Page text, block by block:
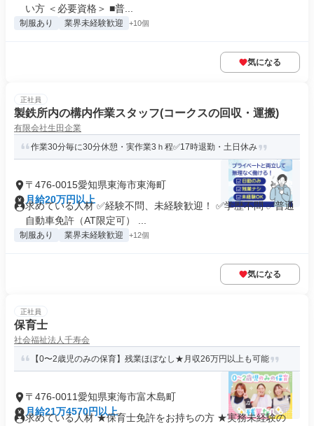
い方 ＜必要資格＞ ■普...
制服あり 業界未経験歓迎 +10個
気になる
正社員
製鉄所内の構内作業スタッフ(コークスの回収・運搬)
有限会社生田企業
作業30分毎に30分休憩・実作業3ｈ程✅17時退勤・土日休み
〒476-0015愛知県東海市東海町
月給20万円以上
求めている人材 ✅経験不問、未経験歓迎！ ✅学歴不問 ✅普通
自動車免許（AT限定可） ...
制服あり 業界未経験歓迎 +12個
気になる
正社員
保育士
社会福祉法人千寿会
【0〜2歳児のみの保育】残業ほぼなし★月収26万円以上も可能
〒476-0011愛知県東海市富木島町
月給21万4570円以上
求めている人材 ★保育士免許をお持ちの方 ★実務未経験の